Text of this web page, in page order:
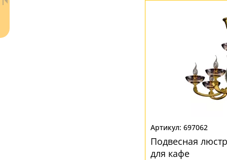
- бесплатная доставка 697062
Подвесная
для кафе